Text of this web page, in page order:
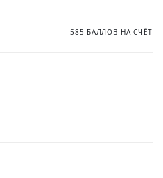
585 БАЛЛОВ НА СЧЁТ